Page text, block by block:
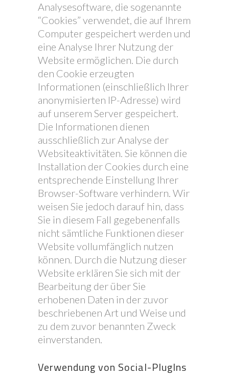
Analysesoftware, die sogenannte
“Cookies” verwendet, die auf Ihrem
Computer gespeichert werden und
eine Analyse Ihrer Nutzung der
Website ermöglichen. Die durch
den Cookie erzeugten
Informationen (einschließlich Ihrer
anonymisierten IP-Adresse) wird
auf unserem Server gespeichert.
Die Informationen dienen
ausschließlich zur Analyse der
Websiteaktivitäten. Sie können die
Installation der Cookies durch eine
entsprechende Einstellung Ihrer
Browser-Software verhindern. Wir
weisen Sie jedoch darauf hin, dass
Sie in diesem Fall gegebenenfalls
nicht sämtliche Funktionen dieser
Website vollumfänglich nutzen
können. Durch die Nutzung dieser
Website erklären Sie sich mit der
Bearbeitung der über Sie
erhobenen Daten in der zuvor
beschriebenen Art und Weise und
zu dem zuvor benannten Zweck
einverstanden.
Verwendung von Social-PlugIns